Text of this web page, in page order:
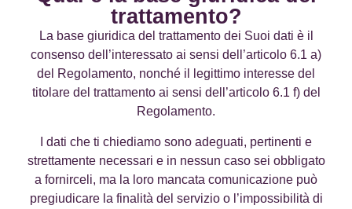
trattamento?
La base giuridica del trattamento dei Suoi dati è il
consenso dell’interessato ai sensi dell’articolo 6.1 a)
del Regolamento, nonché il legittimo interesse del
titolare del trattamento ai sensi dell’articolo 6.1 f) del
Regolamento.
I dati che ti chiediamo sono adeguati, pertinenti e
strettamente necessari e in nessun caso sei obbligato
a fornirceli, ma la loro mancata comunicazione può
pregiudicare la finalità del servizio o l’impossibilità di